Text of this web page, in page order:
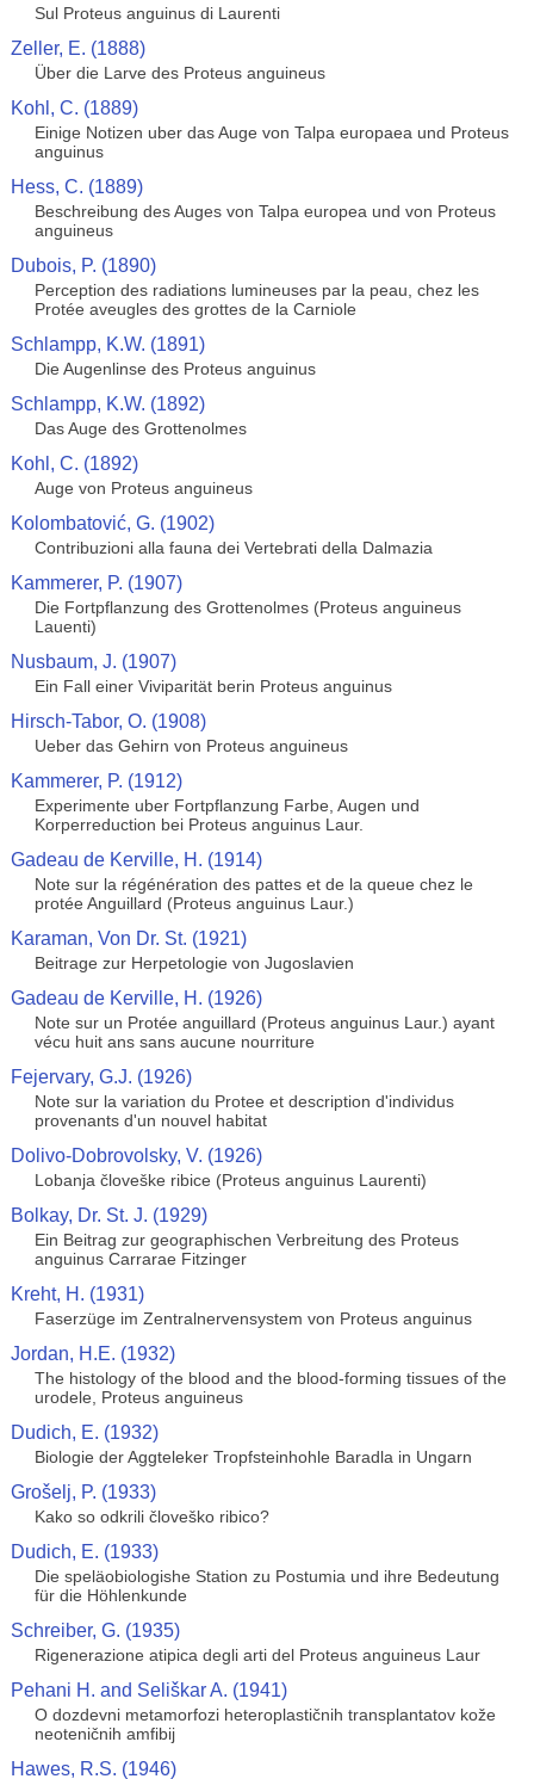
Sul Proteus anguinus di Laurenti
Zeller, E. (1888)
Über die Larve des Proteus anguineus
Kohl, C. (1889)
Einige Notizen uber das Auge von Talpa europaea und Proteus
anguinus
Hess, C. (1889)
Beschreibung des Auges von Talpa europea und von Proteus
anguineus
Dubois, P. (1890)
Perception des radiations lumineuses par la peau, chez les
Protée aveugles des grottes de la Carniole
Schlampp, K.W. (1891)
Die Augenlinse des Proteus anguinus
Schlampp, K.W. (1892)
Das Auge des Grottenolmes
Kohl, C. (1892)
Auge von Proteus anguineus
Kolombatović, G. (1902)
Contribuzioni alla fauna dei Vertebrati della Dalmazia
Kammerer, P. (1907)
Die Fortpflanzung des Grottenolmes (Proteus anguineus
Lauenti)
Nusbaum, J. (1907)
Ein Fall einer Viviparität berin Proteus anguinus
Hirsch-Tabor, O. (1908)
Ueber das Gehirn von Proteus anguineus
Kammerer, P. (1912)
Experimente uber Fortpflanzung Farbe, Augen und
Korperreduction bei Proteus anguinus Laur.
Gadeau de Kerville, H. (1914)
Note sur la régénération des pattes et de la queue chez le
protée Anguillard (Proteus anguinus Laur.)
Karaman, Von Dr. St. (1921)
Beitrage zur Herpetologie von Jugoslavien
Gadeau de Kerville, H. (1926)
Note sur un Protée anguillard (Proteus anguinus Laur.) ayant
vécu huit ans sans aucune nourriture
Fejervary, G.J. (1926)
Note sur la variation du Protee et description d'individus
provenants d'un nouvel habitat
Dolivo-Dobrovolsky, V. (1926)
Lobanja človeške ribice (Proteus anguinus Laurenti)
Bolkay, Dr. St. J. (1929)
Ein Beitrag zur geographischen Verbreitung des Proteus
anguinus Carrarae Fitzinger
Kreht, H. (1931)
Faserzüge im Zentralnervensystem von Proteus anguinus
Jordan, H.E. (1932)
The histology of the blood and the blood-forming tissues of the
urodele, Proteus anguineus
Dudich, E. (1932)
Biologie der Aggteleker Tropfsteinhohle Baradla in Ungarn
Grošelj, P. (1933)
Kako so odkrili človeško ribico?
Dudich, E. (1933)
Die speläobiologishe Station zu Postumia und ihre Bedeutung
für die Höhlenkunde
Schreiber, G. (1935)
Rigenerazione atipica degli arti del Proteus anguineus Laur
Pehani H. and Seliškar A. (1941)
O dozdevni metamorfozi heteroplastičnih transplantatov kože
neoteničnih amfibij
Hawes, R.S. (1946)